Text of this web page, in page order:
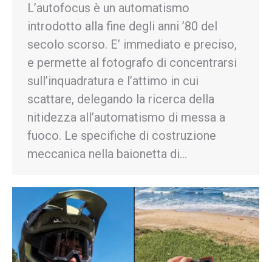
L’autofocus è un automatismo
introdotto alla fine degli anni ’80 del
secolo scorso. E’ immediato e preciso,
e permette al fotografo di concentrarsi
sull’inquadratura e l’attimo in cui
scattare, delegando la ricerca della
nitidezza all’automatismo di messa a
fuoco. Le specifiche di costruzione
meccanica nella baionetta di…